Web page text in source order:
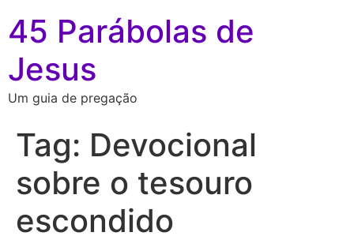
45 Parábolas de
Jesus
Um guia de pregação
Tag: Devocional
sobre o tesouro
escondido